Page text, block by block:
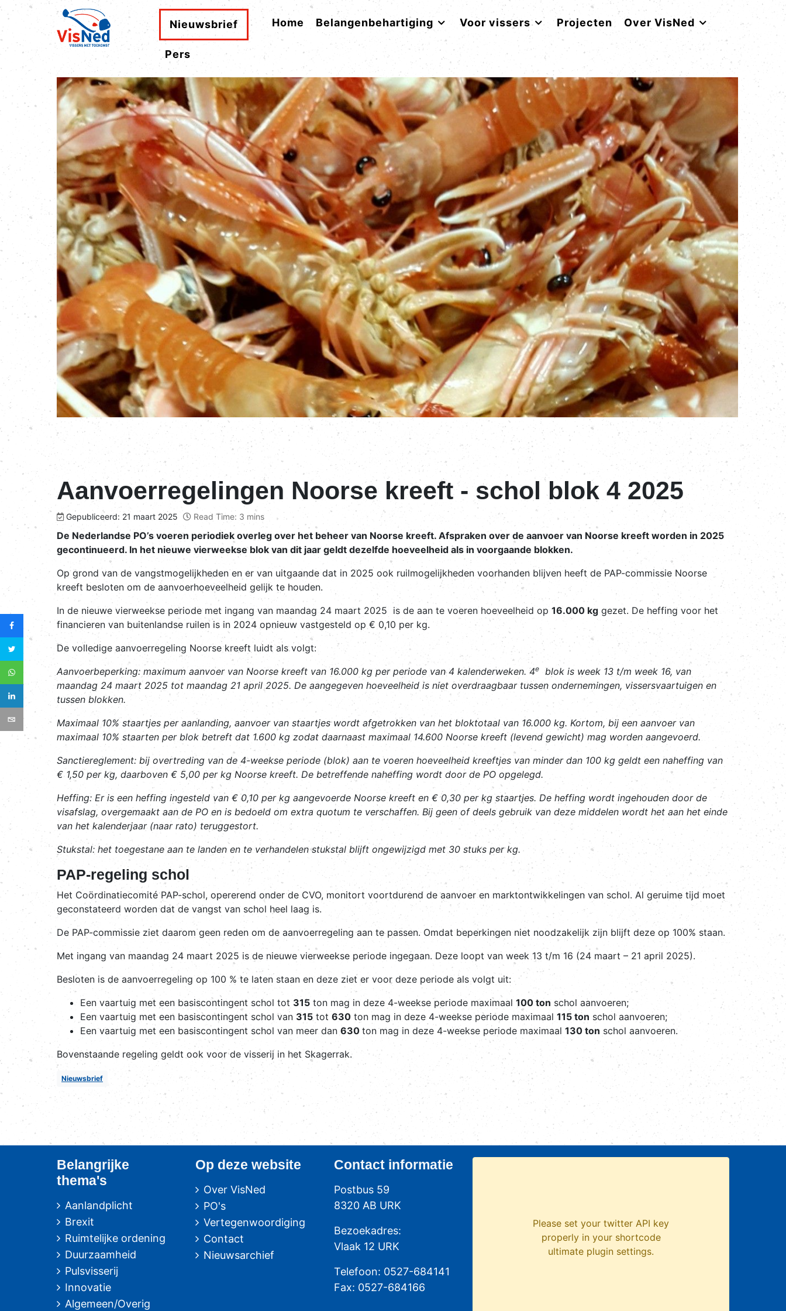
Nieuwsbrief Home Belangenbehartiging Voor vissers Projecten Over VisNed
Pers
Aanvoerregelingen Noorse kreeft - schol blok 4 2025
Gepubliceerd: 21 maart 2025 Read Time: 3 mins
De Nederlandse PO’s voeren periodiek overleg over het beheer van Noorse kreeft. Afspraken over de aanvoer van Noorse kreeft worden in 2025
gecontinueerd. In het nieuwe vierweekse blok van dit jaar geldt dezelfde hoeveelheid als in voorgaande blokken.
Op grond van de vangstmogelijkheden en er van uitgaande dat in 2025 ook ruilmogelijkheden voorhanden blijven heeft de PAP-commissie Noorse
kreeft besloten om de aanvoerhoeveelheid gelijk te houden.
In de nieuwe vierweekse periode met ingang van maandag 24 maart 2025 is de aan te voeren hoeveelheid op 16.000 kg gezet. De heffing voor het
financieren van buitenlandse ruilen is in 2024 opnieuw vastgesteld op € 0,10 per kg.
De volledige aanvoerregeling Noorse kreeft luidt als volgt:
Aanvoerbeperking: maximum aanvoer van Noorse kreeft van 16.000 kg per periode van 4 kalenderweken. 4e
blok is week 13 t/m week 16, van
maandag 24 maart 2025 tot maandag 21 april 2025. De aangegeven hoeveelheid is niet overdraagbaar tussen ondernemingen, vissersvaartuigen en
tussen blokken.
Maximaal 10% staartjes per aanlanding, aanvoer van staartjes wordt afgetrokken van het bloktotaal van 16.000 kg. Kortom, bij een aanvoer van
maximaal 10% staarten per blok betreft dat 1.600 kg zodat daarnaast maximaal 14.600 Noorse kreeft (levend gewicht) mag worden aangevoerd.
Sanctiereglement: bij overtreding van de 4-weekse periode (blok) aan te voeren hoeveelheid kreeftjes van minder dan 100 kg geldt een naheffing van
€ 1,50 per kg, daarboven € 5,00 per kg Noorse kreeft. De betreffende naheffing wordt door de PO opgelegd.
Heffing: Er is een heffing ingesteld van € 0,10 per kg aangevoerde Noorse kreeft en € 0,30 per kg staartjes. De heffing wordt ingehouden door de
visafslag, overgemaakt aan de PO en is bedoeld om extra quotum te verschaffen. Bij geen of deels gebruik van deze middelen wordt het aan het einde
van het kalenderjaar (naar rato) teruggestort.
Stukstal: het toegestane aan te landen en te verhandelen stukstal blijft ongewijzigd met 30 stuks per kg.
PAP-regeling schol
Het Coördinatiecomité PAP-schol, opererend onder de CVO, monitort voortdurend de aanvoer en marktontwikkelingen van schol. Al geruime tijd moet
geconstateerd worden dat de vangst van schol heel laag is.
De PAP-commissie ziet daarom geen reden om de aanvoerregeling aan te passen. Omdat beperkingen niet noodzakelijk zijn blijft deze op 100% staan.
Met ingang van maandag 24 maart 2025 is de nieuwe vierweekse periode ingegaan. Deze loopt van week 13 t/m 16 (24 maart – 21 april 2025).
Besloten is de aanvoerregeling op 100 % te laten staan en deze ziet er voor deze periode als volgt uit:
Een vaartuig met een basiscontingent schol tot 315 ton mag in deze 4-weekse periode maximaal 100 ton schol aanvoeren;
Een vaartuig met een basiscontingent schol van 315 tot 630 ton mag in deze 4-weekse periode maximaal 115 ton schol aanvoeren;
Een vaartuig met een basiscontingent schol van meer dan 630 ton mag in deze 4-weekse periode maximaal 130 ton schol aanvoeren.
Bovenstaande regeling geldt ook voor de visserij in het Skagerrak.
Nieuwsbrief
Belangrijke
thema's
Aanlandplicht
Brexit
Ruimtelijke ordening
Duurzaamheid
Pulsvisserij
Innovatie
Algemeen/Overig
Op deze website
Over VisNed
PO's
Vertegenwoordiging
Contact
Nieuwsarchief
Contact informatie
Postbus 59
8320 AB URK
Bezoekadres:
Vlaak 12 URK
Telefoon: 0527-684141
Fax: 0527-684166
Please set your twitter API key
properly in your shortcode
ultimate plugin settings.